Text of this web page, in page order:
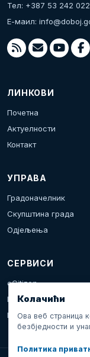
Тел: +387 53 242 022
Е-маил:
ЛИНКОВИ
Почетна
Актуелности
Контакт
УПРАВА
Градоначелник
Скупштина града
Одјељења
СЕРВИСИ
eCitizen
Пријава проблема
Календар дешавања
Колачићи
Ова веб страница
безбједности и
Политика